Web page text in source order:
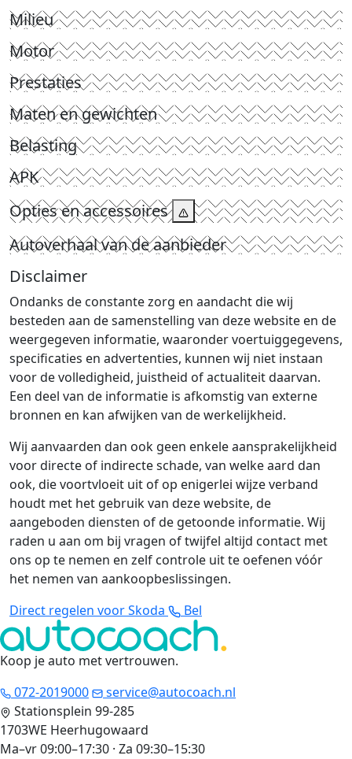
Milieu
Motor
Prestaties
Maten en gewichten
Belasting
APK
Opties en accessoires
Autoverhaal van de aanbieder
Disclaimer
Ondanks de constante zorg en aandacht die wij
besteden aan de samenstelling van deze website en de
weergegeven informatie, waaronder voertuiggegevens,
specificaties en advertenties, kunnen wij niet instaan
voor de volledigheid, juistheid of actualiteit daarvan.
Een deel van de informatie is afkomstig van externe
bronnen en kan afwijken van de werkelijkheid.
Wij aanvaarden dan ook geen enkele aansprakelijkheid
voor directe of indirecte schade, van welke aard dan
ook, die voortvloeit uit of op enigerlei wijze verband
houdt met het gebruik van deze website, de
aangeboden diensten of de getoonde informatie. Wij
raden u aan om bij vragen of twijfel altijd contact met
ons op te nemen en zelf controle uit te oefenen vóór
het nemen van aankoopbeslissingen.
Direct regelen voor Skoda
Bel
Koop je auto met vertrouwen.
072-2019000
service@autocoach.nl
Stationsplein 99-285
1703WE Heerhugowaard
Ma–vr 09:00–17:30 · Za 09:30–15:30